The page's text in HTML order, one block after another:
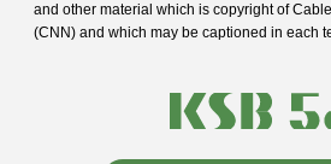
and other material which is copyright of
(CNN) and which may be captioned in each